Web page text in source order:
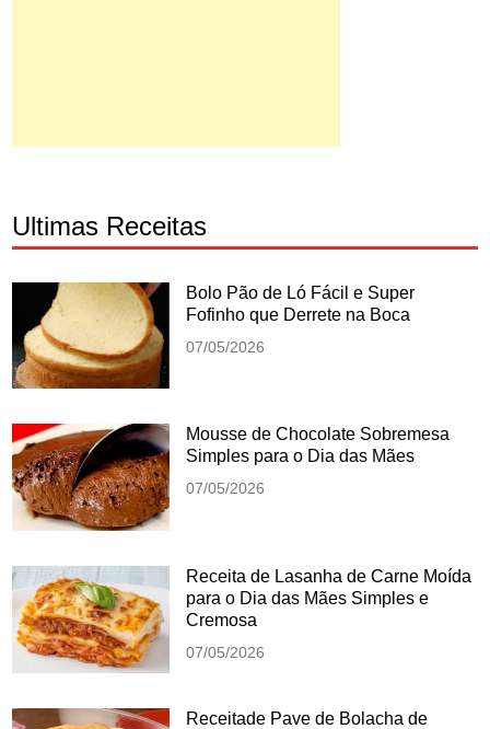
Ultimas Receitas
Bolo Pão de Ló Fácil e Super
Fofinho que Derrete na Boca
07/05/2026
Mousse de Chocolate Sobremesa
Simples para o Dia das Mães
07/05/2026
Receita de Lasanha de Carne Moída
para o Dia das Mães Simples e
Cremosa
07/05/2026
Receitade Pave de Bolacha de